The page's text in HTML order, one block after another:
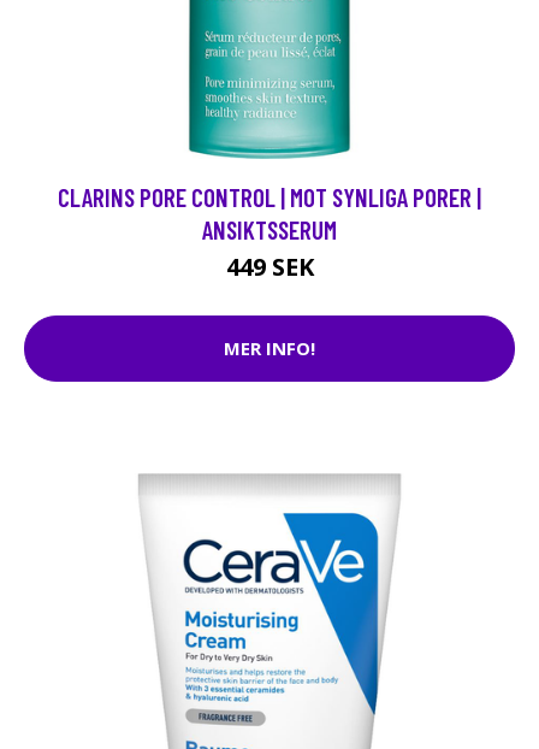
CLARINS PORE CONTROL | MOT SYNLIGA PORER |
ANSIKTSSERUM
449 SEK
MER INFO!